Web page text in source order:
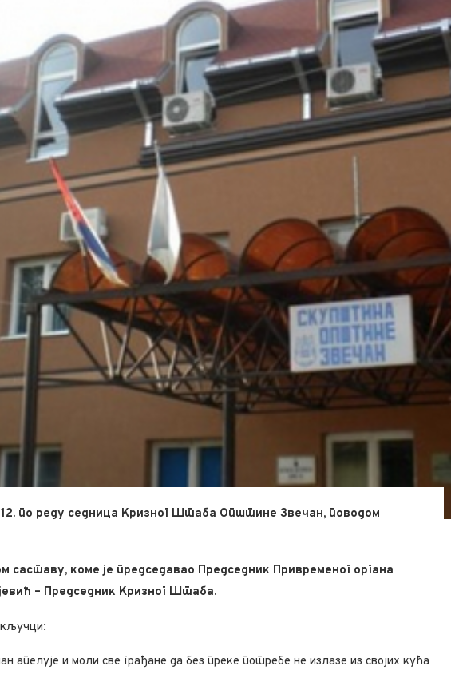
по реду седница Кризног Штаба Општине Звечан, поводом
саставу, коме је председавао Председник Привременог органа
– Председник Кризног Штаба.
и моли све грађане да без преке потребе не излазе из својих кућа